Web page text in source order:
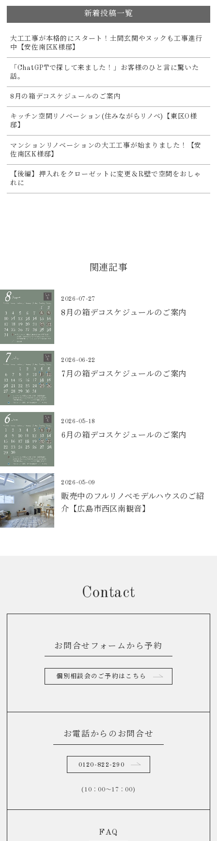
新着投稿一覧
大工工事が本格的にスタート！土間玄関やヌックも工事進行
中【安佐南区K様邸】
「ChatGPTで探して来ました！」お客様のひと言に驚いた
話。
8月の箱デコスケジュールのご案内
キッチン空間リノベーション(住みながらリノベ)【東区O様
邸】
マンションリノベーションの大工工事が始まりました！【安
佐南区K様邸】
【後編】押入れをクローゼットに変更＆R壁で空間をおしゃ
れに
関連記事
2026-07-27
8月の箱デコスケジュールのご案内
2026-06-22
7月の箱デコスケジュールのご案内
2026-05-18
6月の箱デコスケジュールのご案内
2026-05-09
販売中のフルリノベモデルハウスのご紹
介【広島市西区南観音】
Contact
お問合せフォームから予約
個別相談会のご予約はこちら
お電話からのお問合せ
0120-822-290
(10：00～17：00)
FAQ